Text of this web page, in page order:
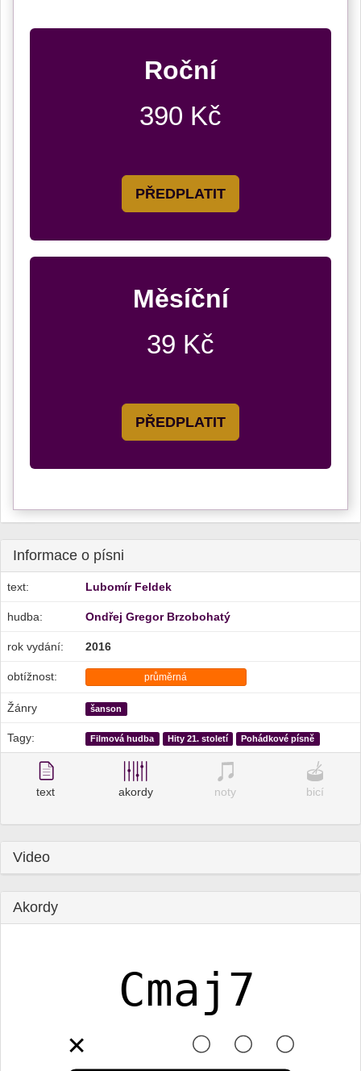
Roční
390 Kč
PŘEDPLATIT
Měsíční
39 Kč
PŘEDPLATIT
Informace o písni
text: Lubomír Feldek
hudba: Ondřej Gregor Brzobohatý
rok vydání: 2016
obtížnost: průměrná
Žánry šanson
Tagy: Filmová hudba Hity 21. století Pohádkové písně
text akordy noty bicí
Video
Akordy
Cmaj7
✕